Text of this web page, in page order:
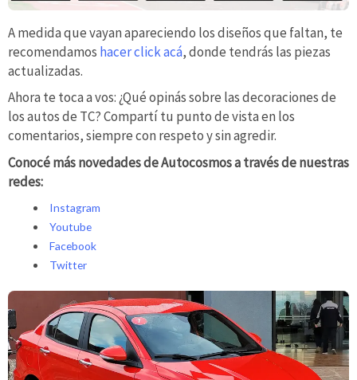
A medida que vayan apareciendo los diseños que faltan, te
recomendamos hacer click acá, donde tendrás las piezas
actualizadas.
Ahora te toca a vos: ¿Qué opinás sobre las decoraciones de
los autos de TC? Compartí tu punto de vista en los
comentarios, siempre con respeto y sin agredir.
Conocé más novedades de Autocosmos a través de nuestras
redes:
Instagram
Youtube
Facebook
Twitter